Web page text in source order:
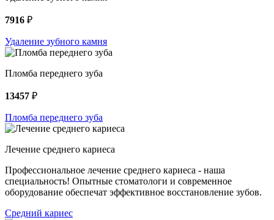
7916 ₽
Удаление зубного камня
Пломба переднего зуба
13457 ₽
Пломба переднего зуба
Лечение среднего кариеса
Профессиональное лечение среднего кариеса - наша
специальность! Опытные стоматологи и современное
оборудование обеспечат эффективное восстановление зубов.
Средний кариес